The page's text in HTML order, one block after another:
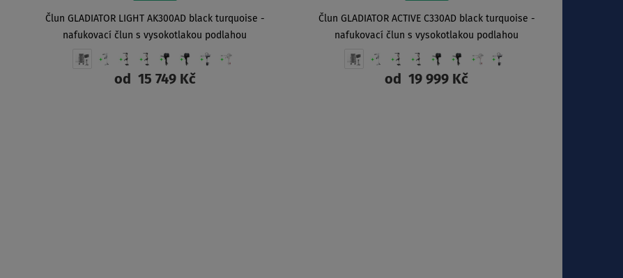
Člun GLADIATOR LIGHT AK300AD black turquoise -
nafukovací člun s vysokotlakou podlahou
od 15 749 Kč
Člun GLADIATOR ACTIVE C330AD black turquoise -
nafukovací člun s vysokotlakou podlahou
od 19 999 Kč